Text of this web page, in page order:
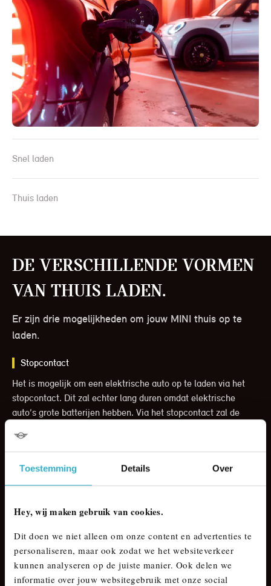
Toestemming Details Over
Hey, wij maken gebruik van cookies.
Dit doen we niet alleen om onze content en advertenties te
personaliseren, maar ook zodat we het websiteverkeer
kunnen analyseren op de juiste manier. Ook delen we
informatie over jouw websitegebruik met onze social
Snel laden
Thuis laden
De verschillende vormen
van thuis laden.
Er zijn drie mogelijkheden om jouw MINI thuis op te
laden.
Stopcontact
Het is mogelijk om een elektrische auto op te laden via het
stopcontact. Dit zal echter lang duren omdat elektrische
auto’s grote batterijen hebben. Via het stopcontact zal de
elektrische auto’s bedraagt gemiddeld 60kWh. Wilt u via het
opgeladen zijn in +/-26 uur (60/2,3=26,08).
apparaten aangesloten zijn op hetzelfde circuit om
elektrische auto op te laden via het stopcontact. Een goed
alternatief is om een laadpaal bij je thuis of op het werk te
installeren om je elektrische auto sneller op te laden.